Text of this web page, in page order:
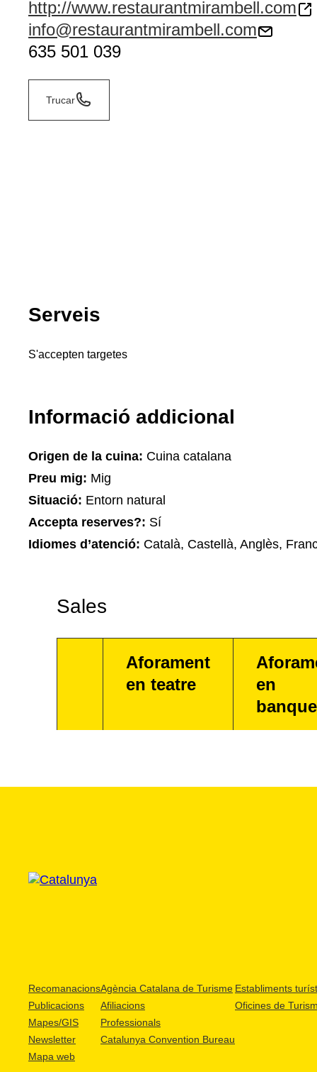
http://www.restaurantmirambell.com
info@restaurantmirambell.com
635 501 039
Trucar
Serveis
S'accepten targetes
Informació addicional
Origen de la cuina: Cuina catalana
Preu mig: Mig
Situació: Entorn natural
Accepta reserves?: Sí
Idiomes d’atenció: Català, Castellà, Anglès,
Sales
Aforament
en teatre
en
Recomanacions
Publicacions
Mapes/GIS
Newsletter
Mapa web
Agència Catalana de Turisme
Afiliacions
Professionals
Catalunya Convention Bureau
Establiments
Oficines de